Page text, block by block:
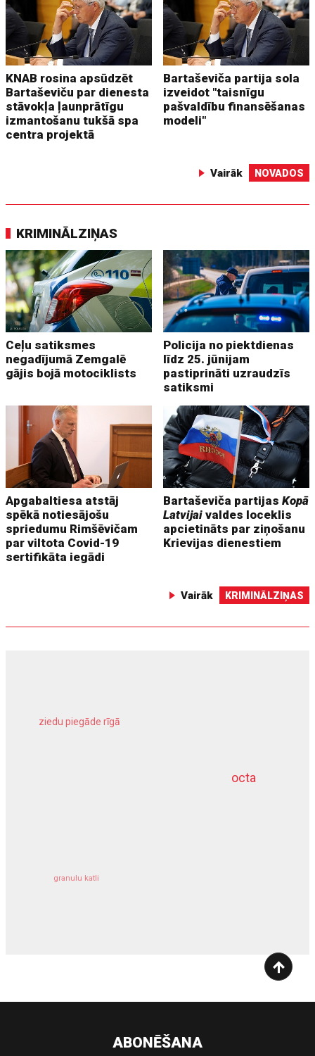
KNAB rosina apsūdzēt
Bartaševiču par dienesta
stāvokļa ļaunprātīgu
izmantošanu tukšā spa
centra projektā
Bartaševiča partija sola
izveidot "taisnīgu
pašvaldību finansēšanas
modeli"
Vairāk NOVADOS
KRIMINĀLZIŅAS
Ceļu satiksmes
negadījumā Zemgalē
gājis bojā motociklists
Policija no piektdienas
līdz 25. jūnijam
pastiprināti uzraudzīs
satiksmi
Apgabaltiesa atstāj
spēkā notiesājošu
spriedumu Rimšēvičam
par viltota Covid-19
sertifikāta iegādi
Bartaševiča partijasKopā
Latvijai valdes loceklis
apcietināts par ziņošanu
Krievijas dienestiem
Vairāk KRIMINĀLZIŅAS
octa
ziedu piegāde rīgā
granulu katli
dziļurbums
ABONĒŠANA